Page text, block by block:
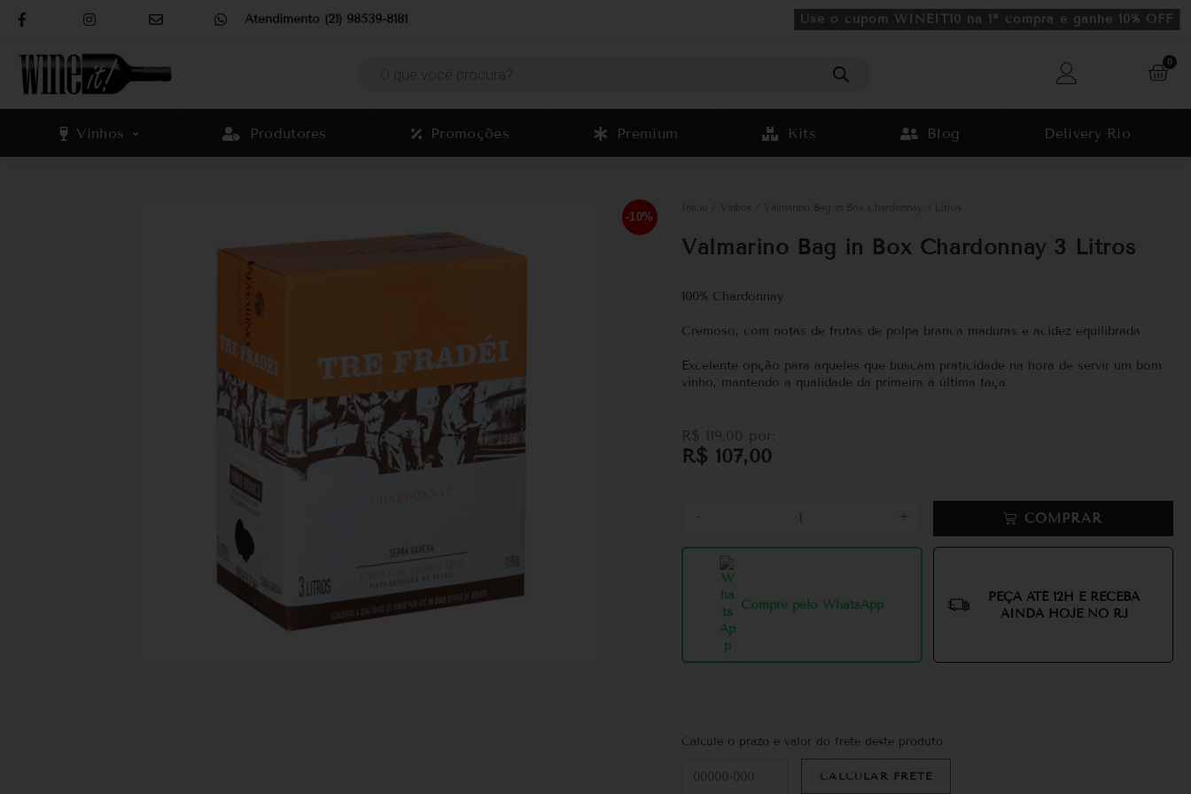
Atendimento (21) 98539-8181 Use o cupom WINEIT10 na 1ª compra e ganhe 10% OFF
0
Vinhos Produtores Promoções Premium Kits Blog Delivery Rio
-10%
Início Vinhos / Valmarino Bag in Box Chardonnay 3 Litros
Valmarino Bag in Box Chardonnay 3 Litros
100% Chardonnay
Cremoso, com notas de frutas de polpa branca maduras e acidez equilibrada
Excelente opção para aqueles que buscam praticidade na hora de servir um bom
vinho, mantendo a qualidade da primeira à última taça
R$ 119,00 por:
R$ 107,00
- + COMPRAR
Compre pelo WhatsApp
PEÇA ATÉ 12H E RECEBA
AINDA HOJE NO RJ
Calcule o prazo e valor do frete deste produto